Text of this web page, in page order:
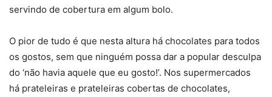
servindo de cobertura em algum bolo.
O pior de tudo é que nesta altura há chocolates para todos
os gostos, sem que ninguém possa dar a popular desculpa
do ‘não havia aquele que eu gosto!’. Nos supermercados
há prateleiras e prateleiras cobertas de chocolates,